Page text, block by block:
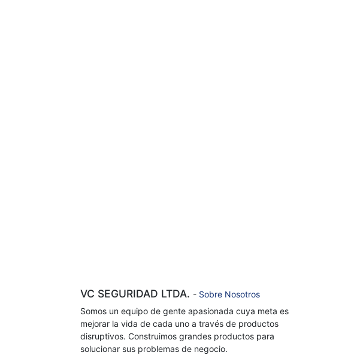
VC SEGURIDAD LTDA. - Sobre Nosotros
Somos un equipo de gente apasionada cuya meta es
mejorar la vida de cada uno a través de productos
disruptivos. Construimos grandes productos para
solucionar sus problemas de negocio.